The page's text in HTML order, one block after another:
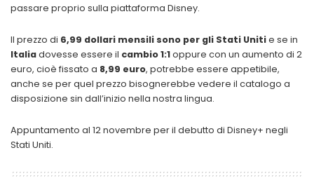
passare proprio sulla piattaforma Disney.
Il prezzo di 6,99 dollari mensili sono per gli Stati Unitie se in
Italiadovesse essere il cambio 1:1oppure con un aumento di 2
euro, cioè fissato a 8,99 euro, potrebbe essere appetibile,
anche se per quel prezzo bisognerebbe vedere il catalogo a
disposizione sin dall’inizio nella nostra lingua.
Appuntamento al 12 novembre per il debutto di Disney+ negli
Stati Uniti.